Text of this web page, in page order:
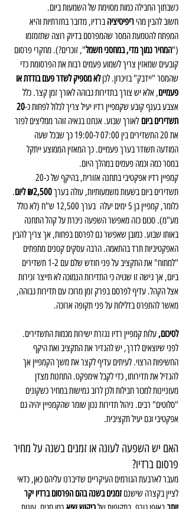
כשבתוך החבילה כמות מסוימת של השמעות ביום.
חשוב להבין מהי ריפיטיציה ברדיו, מדובר בחזרתיות והיא
המפתח להטמעת המסר שהמפרסם בדיוק רוצה שתזמזמו
("המחיר נמוך מדי, במחסני חשמל", זוכרים?). מחקרי פרסום
קובעים שמאזין צריך לשמוע פעמים רבות את הפרסומת כדי
שהמסר "יידבק" בזיכרון. לכן לא מספיק לשדר פעם בודדת או
פעמיים, אלא יש צורך בתדירות גבוהה לאורך זמן קצר. כלל
אצבע בענף קובע שקמפיין רדיו יעיל צריך לכלול לפחות כ-
תשדירים ביום לאורך שבוע. אנחנו בגאיה זוהר ממליצים לפזר
את 20 התשדירים בין 07:00 ל-19:00 כך שבכל שעה
המודעה תשודר בערך פעמיים. כך המאזין הממוצע ייתקל
במסר כמה וכמה פעמים במהלך היום.
תשדירים ביום בשעות משמעותיות, עולה בערך ₪2,500 ליום
.
כלומר, קמפיין בן 5 ימים יעלה  בערך 12,500 ש"ח (לא כולל
מע"מ). סכום כזה מאפשר השפעה ניכרת על קהל התחנה
באותו שבוע. כמובן שאפשר גם לפרסם בפחות, אך צריך להבין
האפקטיביות תרד בהתאמה. הרבה עסקים קטנים מתפתים
"למתוח" את התקציב על פני חודש שלם עם 1-2 תשדירים
ביום, אך גישה זו שגויה כי התדירות הנמוכה לא תייצר זכירות
אצל הקהל. עדיף לפרסם בפרק זמן מרוכז עם תדירות גבוהה,
מאשר להתפרס בדלילות על פני תקופה ארוכה.
לסיכום, עלות קמפיין רדיו נגזרת ישירות מכמות התשדירים.
לפני שיוצאים לדרך, יש להגדיר את התקציב ואת היקף
החשיפות הרצוי. לעיתים עדיף לקצר את משך הקמפיין אך
להגדיל את תדירותו, כדי לקבל אימפקט. התחנות מצדן
מעוניינות למכור חבילות ולכן לרוב גמישות במחיר כשקונים
"סלוטים" רבים. ניהול תדירות נכון שומר שהקמפיין יהיה גם
אפקטיבי וגם יעיל תקציבית.
האם יש השפעה לעונה או זמנים בשנה על מחיר
פרסום ברדיו?
מעבר לארבעת הגורמים העיקריים שדיברנו עליהם כאן, כדאי
לציין בקצרה שישנם זמנים בשנה בהם הפרסום ברדיו יקר